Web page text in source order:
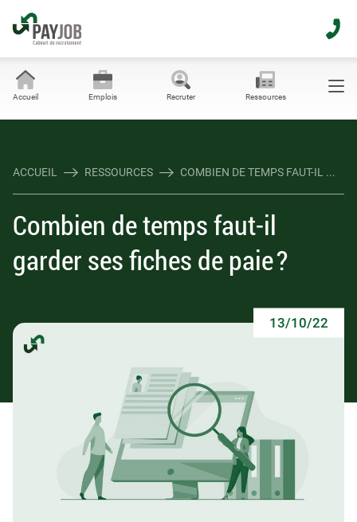
Accueil Emplois Recruter Ressources
ACCUEIL RESSOURCES COMBIEN DE TEMPS FAUT-IL ...
Combien de temps faut-il
garder ses fiches de paie ?
13/10/22